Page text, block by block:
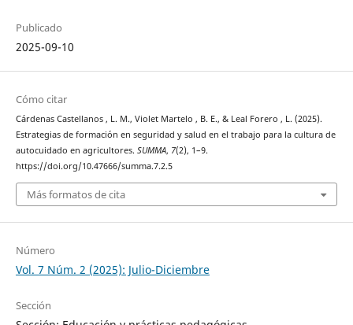
Publicado
2025-09-10
Cómo citar
Cárdenas Castellanos , L. M., Violet Martelo , B. E., & Leal Forero , L. (2025).
Estrategias de formación en seguridad y salud en el trabajo para la cultura de
autocuidado en agricultores. SUMMA, 7(2), 1–9.
https://doi.org/10.47666/summa.7.2.5
Más formatos de cita
Número
Vol. 7 Núm. 2 (2025): Julio-Diciembre
Sección